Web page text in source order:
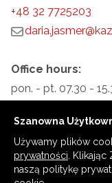
+48 32 7725203
Office hours:
pon. - pt. 07.30 -
Szanowna
Używamy plików
prywatności .
naszą politykę